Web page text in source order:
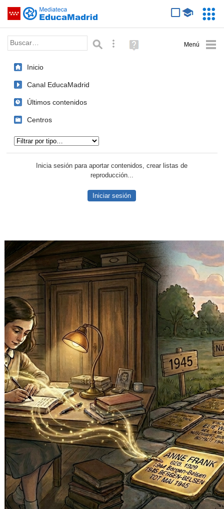
Saltar navegación
Palabra o frase: Búsqueda avanzada
Ayuda
(en
Inicio
Canal EducaMadrid
Últimos contenidos
Centros
Inicia sesión para aportar contenidos, crear listas de
reproducción...
Iniciar sesión